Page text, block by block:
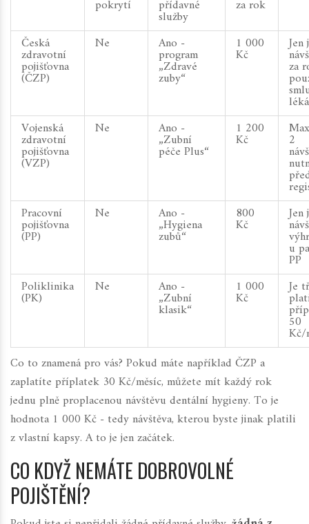
pokrytí přídavné
služby
za rok
Česká
zdravotní
pojišťovna
(ČZP)
Ne Ano -
program
„Zdravé
zuby“
1 000
Kč
Jen
za
Vojenská
zdravotní
pojišťovna
(VZP)
Ne Ano -
„Zubní
péče Plus“
1 200
Kč 2
Pracovní
pojišťovna
(PP)
Ne Ano -
„Hygiena
zubů“
800
Kč
Jen
u
PP
Poliklinika
(PK)
Ne Ano -
„Zubní
klasik“
1 000
Kč
Je
50
Kč/
Co to znamená pro vás? Pokud máte například ČZP a
zaplatíte příplatek 30 Kč/měsíc, můžete mít každý rok
jednu plně proplacenou návštěvu dentální hygieny. To je
hodnota 1 000 Kč - tedy návštěva, kterou byste jinak platili
z vlastní kapsy. A to je jen začátek.
CO KDYŽ NEMÁTE DOBROVOLNÉ
POJIŠTĚNÍ?